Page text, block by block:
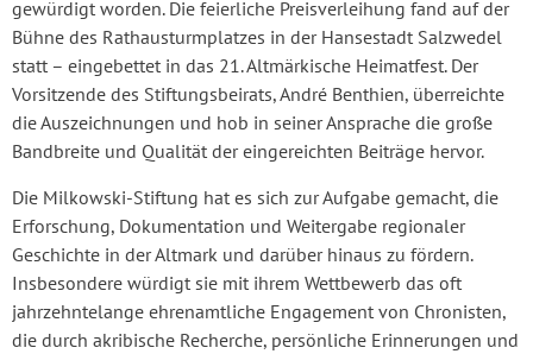
gewürdigt worden. Die feierliche Preisverleihung fand auf der
Bühne des Rathausturmplatzes in der Hansestadt Salzwedel
statt – eingebettet in das 21. Altmärkische Heimatfest. Der
Vorsitzende des Stiftungsbeirats, André Benthien, überreichte
die Auszeichnungen und hob in seiner Ansprache die große
Bandbreite und Qualität der eingereichten Beiträge hervor.
Die Milkowski-Stiftung hat es sich zur Aufgabe gemacht, die
Erforschung, Dokumentation und Weitergabe regionaler
Geschichte in der Altmark und darüber hinaus zu fördern.
Insbesondere würdigt sie mit ihrem Wettbewerb das oft
jahrzehntelange ehrenamtliche Engagement von Chronisten,
die durch akribische Recherche, persönliche Erinnerungen und